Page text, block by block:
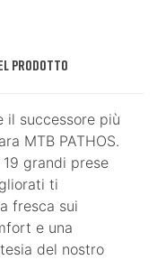
prodotto
il successore più
MTB PATHOS.
grandi prese
ti
fresca sui
e una
del nostro